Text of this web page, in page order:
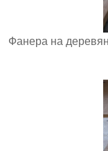
Фанера на